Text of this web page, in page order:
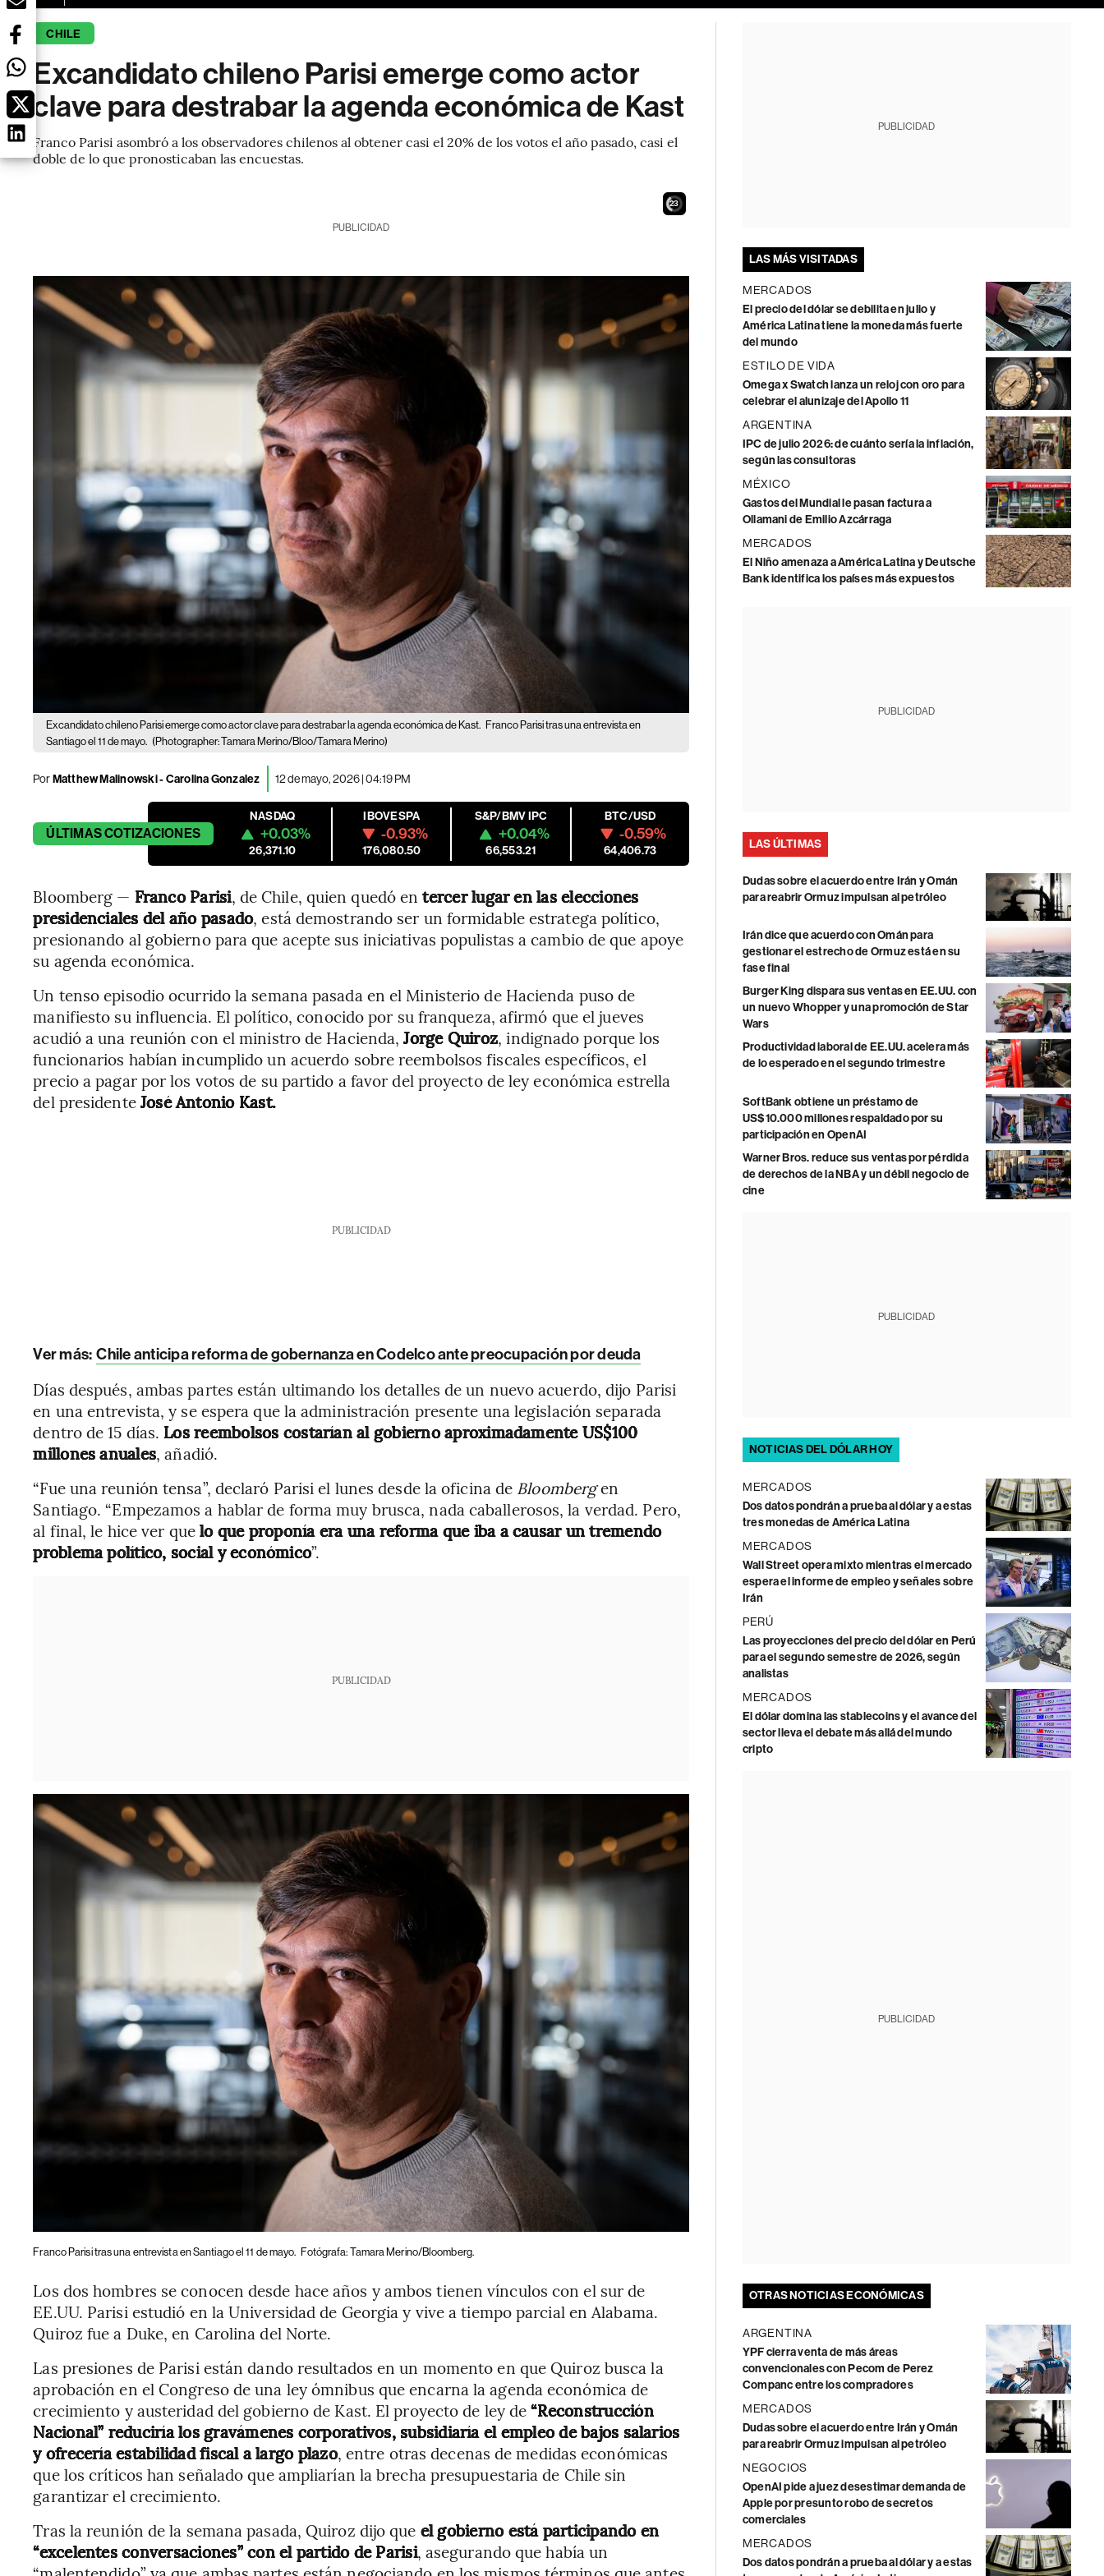
CHILE
Excandidato chileno Parisi emerge como actor
clave para destrabar la agenda económica de Kast
Franco Parisi asombró a los observadores chilenos al obtener casi el 20% de los votos el año pasado, casi el
doble de lo que pronosticaban las encuestas.
21
PUBLICIDAD
Excandidato chileno Parisi emerge como actor clave para destrabar la agenda económica de Kast. Franco Parisi tras una entrevista en
Santiago el 11 de mayo. (Photographer: Tamara Merino/Bloo/Tamara Merino)
PorMatthew Malinowski - Carolina Gonzalez 12 de mayo, 2026 | 04:19 PM
ÚLTIMASCOTIZACIONES
NASDAQ
+0.03%
26,371.10
IBOVESPA
-0.93%
176,080.50
S&P/BMV IPC
+0.04%
66,553.21
BTC/USD
-0.59%
64,406.73
Bloomberg — Franco Parisi, de Chile, quien quedó entercer lugar en las elecciones
presidenciales del año pasado, está demostrando ser un formidable estratega político,
presionando al gobierno para que acepte sus iniciativas populistas a cambio de que apoye
su agenda económica.
Un tenso episodio ocurrido la semana pasada en el Ministerio de Hacienda puso de
manifiesto su influencia. El político, conocido por su franqueza, afirmó que el jueves
acudió a una reunión con el ministro de Hacienda,Jorge Quiroz, indignado porque los
funcionarios habían incumplido un acuerdo sobre reembolsos fiscales específicos, el
precio a pagar por los votos de su partido a favor del proyecto de ley económica estrella
del presidenteJosé Antonio Kast.
PUBLICIDAD
Ver más: Chile anticipa reforma de gobernanza en Codelco ante preocupación por deuda
Días después, ambas partes están ultimando los detalles de un nuevo acuerdo, dijo Parisi
en una entrevista, y se espera que la administración presente una legislación separada
dentro de 15 días. Los reembolsos costarían al gobierno aproximadamente US$100
millones anuales, añadió.
“Fue una reunión tensa”, declaró Parisi el lunes desde la oficina de Bloombergen
Santiago. “Empezamos a hablar de forma muy brusca, nada caballerosos, la verdad. Pero,
al final, le hice ver quelo que proponía era una reforma que iba a causar un tremendo
problema político, social y económico”.
PUBLICIDAD
Franco Parisi tras una entrevista en Santiago el 11 de mayo. Fotógrafa: Tamara Merino/Bloomberg.
Los dos hombres se conocen desde hace años y ambos tienen vínculos con el sur de
EE.UU. Parisi estudió en la Universidad de Georgia y vive a tiempo parcial en Alabama.
Quiroz fue a Duke, en Carolina del Norte.
Las presiones de Parisi están dando resultados en un momento en que Quiroz busca la
aprobación en el Congreso de una ley ómnibus que encarna la agenda económica de
crecimiento y austeridad del gobierno de Kast. El proyecto de ley de“Reconstrucción
Nacional” reduciría los gravámenes corporativos, subsidiaría el empleo de bajos salarios
y ofrecería estabilidad fiscal a largo plazo, entre otras decenas de medidas económicas
que los críticos han señalado que ampliarían la brecha presupuestaria de Chile sin
garantizar el crecimiento.
Tras la reunión de la semana pasada, Quiroz dijo que el gobierno está participando en
“excelentes conversaciones” con el partido de Parisi, asegurando que había un
PUBLICIDAD
LAS MÁS VISITADAS
MERCADOS
El precio del dólar se debilita en julio y
América Latina tiene la moneda más fuerte
del mundo
ESTILO DE VIDA
Omega x Swatch lanza un reloj con oro para
celebrar el alunizaje del Apollo 11
ARGENTINA
IPC de julio 2026: de cuánto sería la inflación,
según las consultoras
MÉXICO
Gastos del Mundial le pasan factura a
Ollamani de Emilio Azcárraga
MERCADOS
El Niño amenaza a América Latina y Deutsche
Bank identifica los países más expuestos
PUBLICIDAD
LAS ÚLTIMAS
Dudas sobre el acuerdo entre Irán y Omán
para reabrir Ormuz impulsan al petróleo
Irán dice que acuerdo con Omán para
gestionar el estrecho de Ormuz está en su
fase final
Burger King dispara sus ventas en EE.UU. con
un nuevo Whopper y una promoción de Star
Wars
Productividad laboral de EE.UU. acelera más
de lo esperado en el segundo trimestre
SoftBank obtiene un préstamo de
US$10.000 millones respaldado por su
participación en OpenAI
Warner Bros. reduce sus ventas por pérdida
de derechos de la NBA y un débil negocio de
cine
PUBLICIDAD
NOTICIAS DEL DÓLAR HOY
MERCADOS
Dos datos pondrán a prueba al dólar y a estas
tres monedas de América Latina
MERCADOS
Wall Street opera mixto mientras el mercado
espera el informe de empleo y señales sobre
Irán
PERÚ
Las proyecciones del precio del dólar en Perú
para el segundo semestre de 2026, según
analistas
MERCADOS
El dólar domina las stablecoins y el avance del
sector lleva el debate más allá del mundo
cripto
PUBLICIDAD
OTRAS NOTICIAS ECONÓMICAS
ARGENTINA
YPF cierra venta de más áreas
convencionales con Pecom de Perez
Companc entre los compradores
MERCADOS
Dudas sobre el acuerdo entre Irán y Omán
para reabrir Ormuz impulsan al petróleo
NEGOCIOS
OpenAI pide a juez desestimar demanda de
Apple por presunto robo de secretos
comerciales
MERCADOS
Dos datos pondrán a prueba al dólar y a estas